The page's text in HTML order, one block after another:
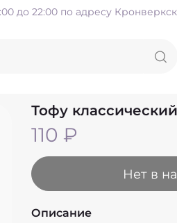
до 22:00 по адресу
Тофу
110 ₽
Нет в
Описание